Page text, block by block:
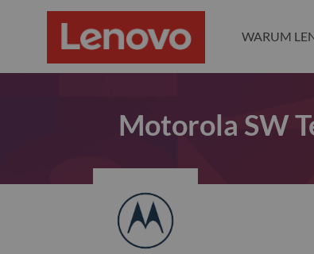
WARUM
Motorola SW